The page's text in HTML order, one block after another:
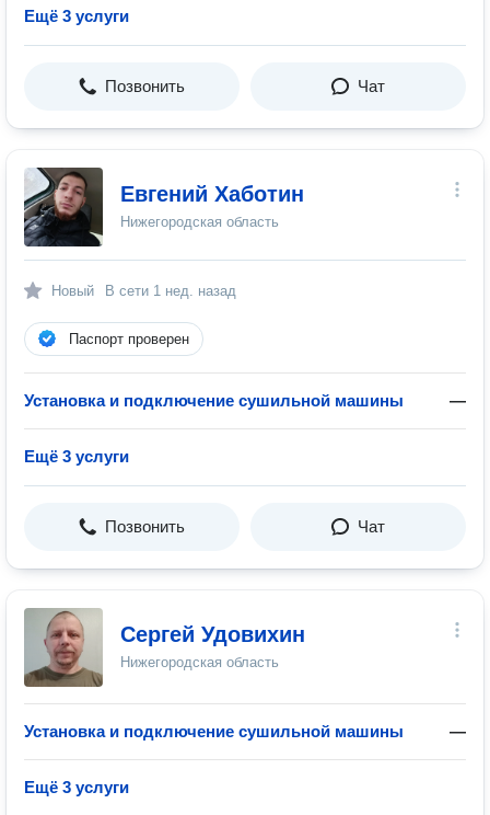
Ещё 3 услуги
Позвонить Чат
Евгений Хаботин
Нижегородская область
Новый В сети 1 нед. назад
Паспорт проверен
Установка и подключение сушильной машины —
Ещё 3 услуги
Позвонить Чат
Сергей Удовихин
Нижегородская область
Установка и подключение сушильной машины —
Ещё 3 услуги